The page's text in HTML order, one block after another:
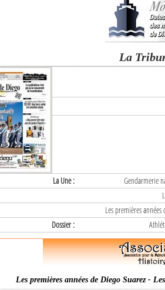
La
La Une :
Gendarmerie
Les premières
Dossier :
Les premières années de Diego Suarez -